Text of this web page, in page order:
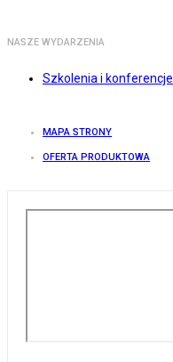
NASZE WYDARZENIA
Szkolenia i konferencje
MAPA STRONY
OFERTA PRODUKTOWA